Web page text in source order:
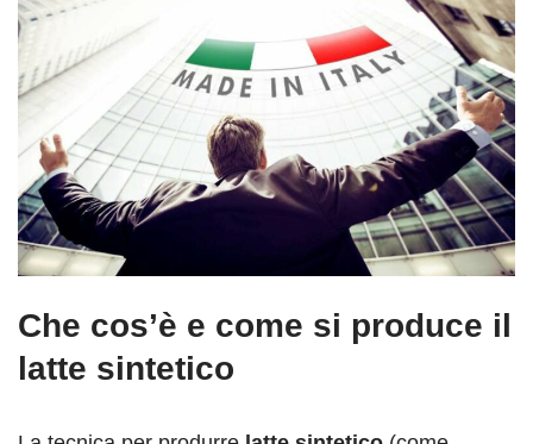
Che cos’è e come si produce il
latte sintetico